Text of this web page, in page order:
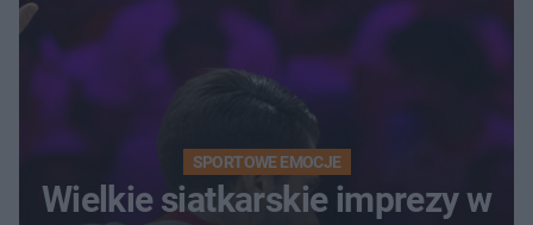
SPORTOWE EMOCJE
Wielkie siatkarskie imprezy w